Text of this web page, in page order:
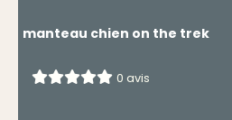
manteau chien on the trek
0 avis